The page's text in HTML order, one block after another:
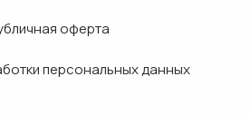
оферта
персональных данных